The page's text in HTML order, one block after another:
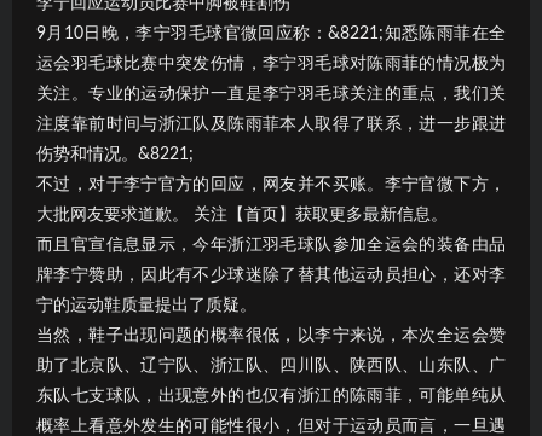
9月10日晚，李宁羽毛球官微回应称：&8221;知悉陈雨菲在全
运会羽毛球比赛中突发伤情，李宁羽毛球对陈雨菲的情况极为
关注。专业的运动保护一直是李宁羽毛球关注的重点，我们关
注度靠前时间与浙江队及陈雨菲本人取得了联系，进一步跟进
伤势和情况。&8221;
不过，对于李宁官方的回应，网友并不买账。李宁官微下方，
大批网友要求道歉。 关注【首页】获取更多最新信息。
而且官宣信息显示，今年浙江羽毛球队参加全运会的装备由品
牌李宁赞助，因此有不少球迷除了替其他运动员担心，还对李
宁的运动鞋质量提出了质疑。
当然，鞋子出现问题的概率很低，以李宁来说，本次全运会赞
助了北京队、辽宁队、浙江队、四川队、陕西队、山东队、广
东队七支球队，出现意外的也仅有浙江的陈雨菲，可能单纯从
概率上看意外发生的可能性很小，但对于运动员而言，一旦遇